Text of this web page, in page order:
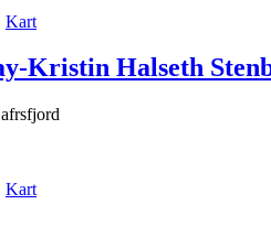
Kart
Kristin Halseth
Kart